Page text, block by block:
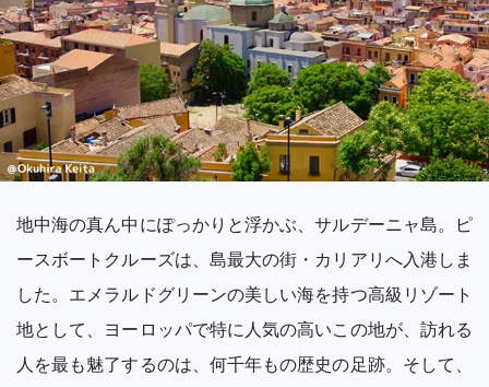
地中海の真ん中にぽっかりと浮かぶ、サルデーニャ島。ピ
ースボートクルーズは、島最大の街・カリアリへ入港しま
した。エメラルドグリーンの美しい海を持つ高級リゾート
地として、ヨーロッパで特に人気の高いこの地が、訪れる
人を最も魅了するのは、何千年もの歴史の足跡。そして、